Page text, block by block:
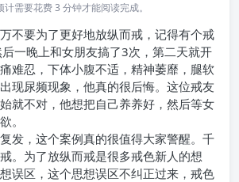
需要花费 3 分钟才能阅读完成。
不要为了更好地放纵而戒，记得有个戒
一晚上和女朋友搞了3次，第二天就开
难忍，下体小腹不适，精神萎靡，腿软
现尿频现象，他真的很后悔。这位戒友
就不对，他想把自己养养好，然后等女
。
发，这个案例真的很值得大家警醒。千
。为了放纵而戒是很多戒色新人的想
误区，这个思想误区不纠正过来，戒色